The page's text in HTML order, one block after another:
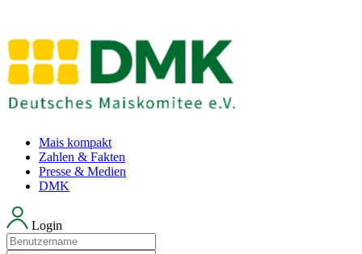
Mais kompakt
Zahlen & Fakten
Presse & Medien
DMK
Login